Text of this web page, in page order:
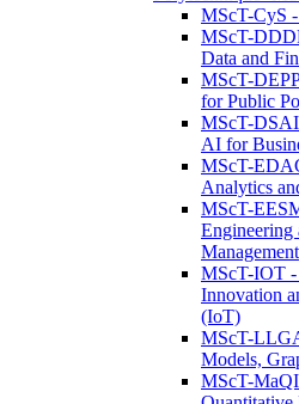
MScT-CyS
MScT-
Data and
MScT-
for Public
MScT-
AI for
MScT-
Analytics
MScT-
Engineering
Management
MScT-IOT -
Innovation
(IoT)
MScT-
Models,
MScT-